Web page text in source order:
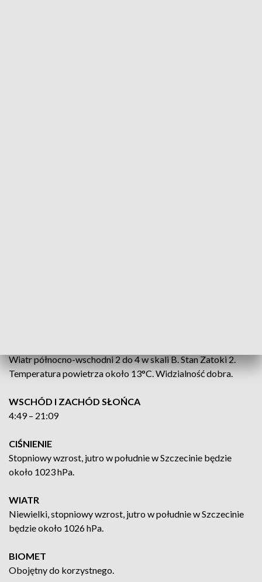
Wiatr północno-wschodni 2 do 4 w skali B. Stan Zatoki 2.
Temperatura powietrza około 13°C. Widzialność dobra.
WSCHÓD I ZACHÓD SŁOŃCA
4:49 – 21:09
CIŚNIENIE
Stopniowy wzrost, jutro w południe w Szczecinie będzie
około 1023 hPa.
WIATR
Niewielki, stopniowy wzrost, jutro w południe w Szczecinie
będzie około 1026 hPa.
BIOMET
Obojętny do korzystnego.